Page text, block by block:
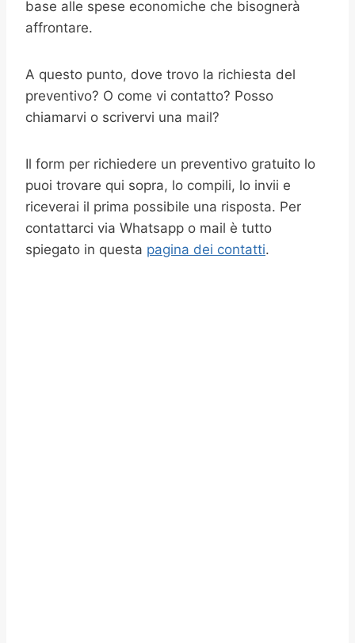
base alle spese economiche che bisognerà
affrontare.
A questo punto, dove trovo la richiesta del
preventivo? O come vi contatto? Posso
chiamarvi o scrivervi una mail?
Il form per richiedere un preventivo gratuito lo
puoi trovare qui sopra, lo compili, lo invii e
riceverai il prima possibile una risposta. Per
contattarci via Whatsapp o mail è tutto
spiegato in questa pagina dei contatti.